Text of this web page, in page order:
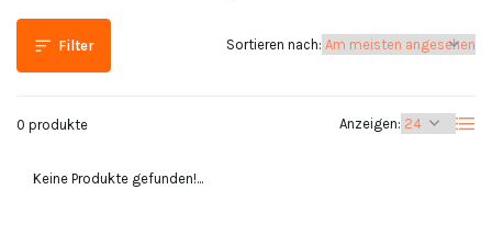
Filter
0 produkte Anzeigen:
Sortieren nach:
Keine Produkte gefunden!...